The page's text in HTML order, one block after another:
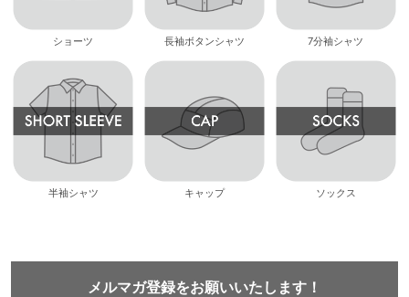
ショーツ 長袖ボタンシャツ 7分袖シャツ
半袖シャツ キャップ ソックス
メルマガ登録をお願いいたします！